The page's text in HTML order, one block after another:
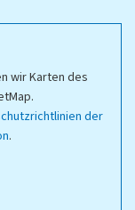
wir Karten des
der
.